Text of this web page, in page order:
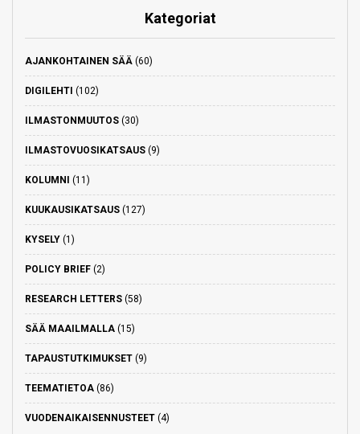
Kategoriat
AJANKOHTAINEN SÄÄ (60)
DIGILEHTI (102)
ILMASTONMUUTOS (30)
ILMASTOVUOSIKATSAUS (9)
KOLUMNI (11)
KUUKAUSIKATSAUS (127)
KYSELY (1)
POLICY BRIEF (2)
RESEARCH LETTERS (58)
SÄÄ MAAILMALLA (15)
TAPAUSTUTKIMUKSET (9)
TEEMATIETOA (86)
VUODENAIKAISENNUSTEET (4)